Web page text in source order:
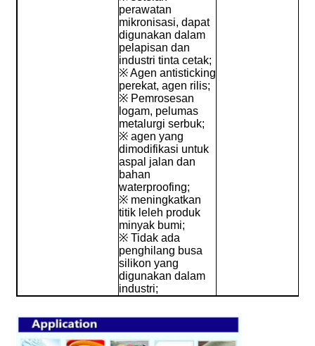
perawatan
mikronisasi, dapat
digunakan dalam
pelapisan dan
industri tinta cetak;
※ Agen antisticking
perekat, agen rilis;
※ Pemrosesan
logam, pelumas
metalurgi serbuk;
※ agen yang
dimodifikasi untuk
aspal jalan dan
bahan
waterproofing;
※ meningkatkan
titik leleh produk
minyak bumi;
※ Tidak ada
penghilang busa
silikon yang
digunakan dalam
industri;